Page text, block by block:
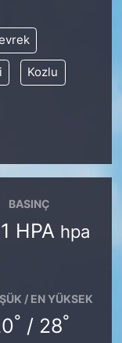
Kozlu
BASINÇ
HPA hpa
/ EN YÜKSEK
° / 28°